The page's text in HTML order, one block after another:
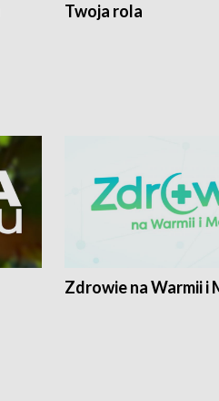
Twoja rola
Zdrowie na Warmii i